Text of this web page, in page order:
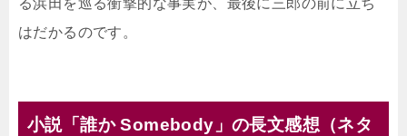
る浜田を巡る衝撃的な事実が、最後に三郎の前に立ち
はだかるのです。
小説「誰か Somebody」の長文感想（ネタ